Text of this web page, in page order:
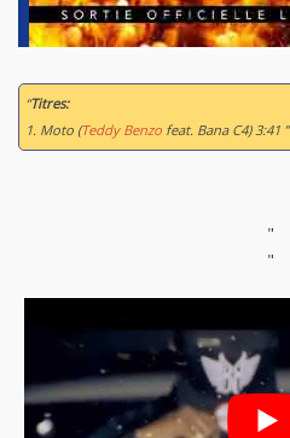
“Titres:
1. Moto (Teddy Benzo feat. Bana C4) 3:41 ”
"
"